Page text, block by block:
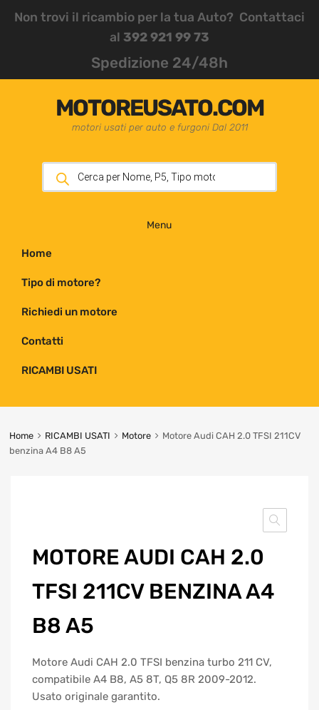
Non trovi il ricambio per la tua Auto? Contattaci
al 392 921 99 73
Spedizione 24/48h
MOTOREUSATO.COM
motori usati per auto e furgoni Dal 2011
Menu
Home
Tipo di motore?
Richiedi un motore
Contatti
RICAMBI USATI
Home RICAMBI USATI Motore
Motore Audi CAH 2.0 TFSI 211CV
benzina A4 B8 A5
MOTORE AUDI CAH 2.0
TFSI 211CV BENZINA A4
B8 A5
Motore Audi CAH 2.0 TFSI benzina turbo 211 CV,
compatibile A4 B8, A5 8T, Q5 8R 2009-2012.
Usato originale garantito.